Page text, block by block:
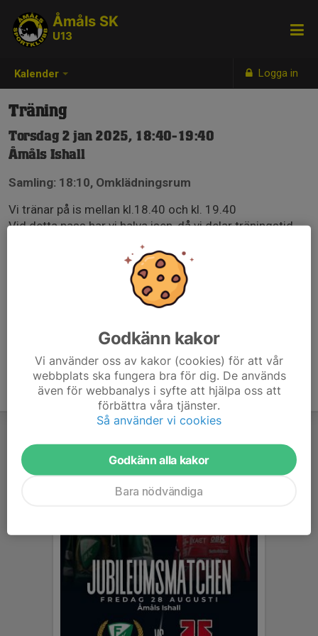
Kalender Logga in
Åmåls SK
U13
Träning
Torsdag 2 jan 2025, 18:40-19:40
Åmåls Ishall
Samling: 18:10, Omklädningsrum
Vi tränar på is mellan kl.18.40 och kl. 19.40
Vid detta pass har vi halva isen, då vi delar träningstid
Godkänn kakor
Vi använder oss av kakor (cookies) för att vår
webbplats ska fungera bra för dig. De används
även för webbanalys i syfte att hjälpa oss att
förbättra våra tjänster.
Så använder vi cookies
Godkänn alla kakor
Bara nödvändiga